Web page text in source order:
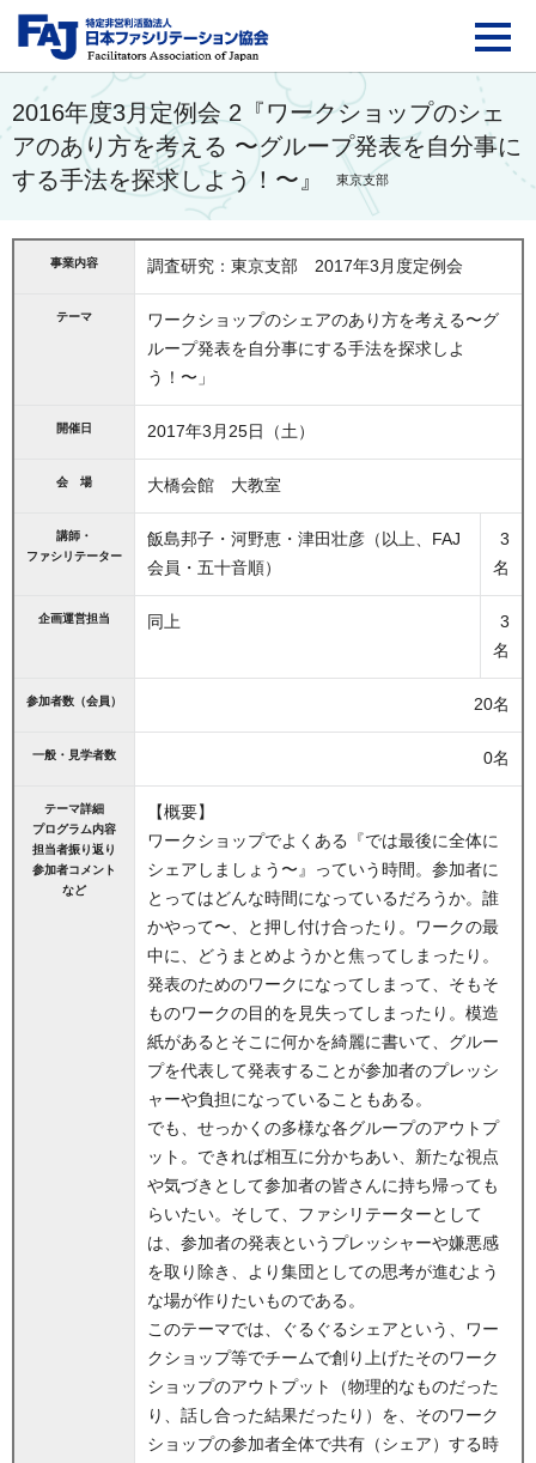
FAJ：特定非営利活動
2016年度3月定例会 2『ワークショップのシェ
アのあり方を考える 〜グループ発表を自分事に
する手法を探求しよう！〜』
東京支部
事業内容 調査研究：東京支部 2017年3月度定例会
テーマ
ワークショップのシェアのあり方を考える〜グ
ループ発表を自分事にする手法を探求しよ
う！〜」
開催日 2017年3月25日（土）
会 場 大橋会館 大教室
講師・
ファシリテーター
飯島邦子・河野恵・津田壮彦（以上、FAJ
会員・五十音順）
3
名
企画運営担当 同上
3
名
参加者数（会員） 20名
一般・見学者数 0名
テーマ詳細
プログラム内容
担当者振り返り
参加者コメント
など
【概要】
ワークショップでよくある『では最後に全体に
シェアしましょう〜』っていう時間。参加者に
とってはどんな時間になっているだろうか。誰
かやって〜、と押し付け合ったり。ワークの最
中に、どうまとめようかと焦ってしまったり。
発表のためのワークになってしまって、そもそ
ものワークの目的を見失ってしまったり。模造
紙があるとそこに何かを綺麗に書いて、グルー
プを代表して発表することが参加者のプレッシ
ャーや負担になっていることもある。
でも、せっかくの多様な各グループのアウトプ
ット。できれば相互に分かちあい、新たな視点
や気づきとして参加者の皆さんに持ち帰っても
らいたい。そして、ファシリテーターとして
は、参加者の発表というプレッシャーや嫌悪感
を取り除き、より集団としての思考が進むよう
な場が作りたいものである。
このテーマでは、ぐるぐるシェアという、ワー
クショップ等でチームで創り上げたそのワーク
ショップのアウトプット（物理的なものだった
り、話し合った結果だったり）を、そのワーク
ショップの参加者全体で共有（シェア）する時